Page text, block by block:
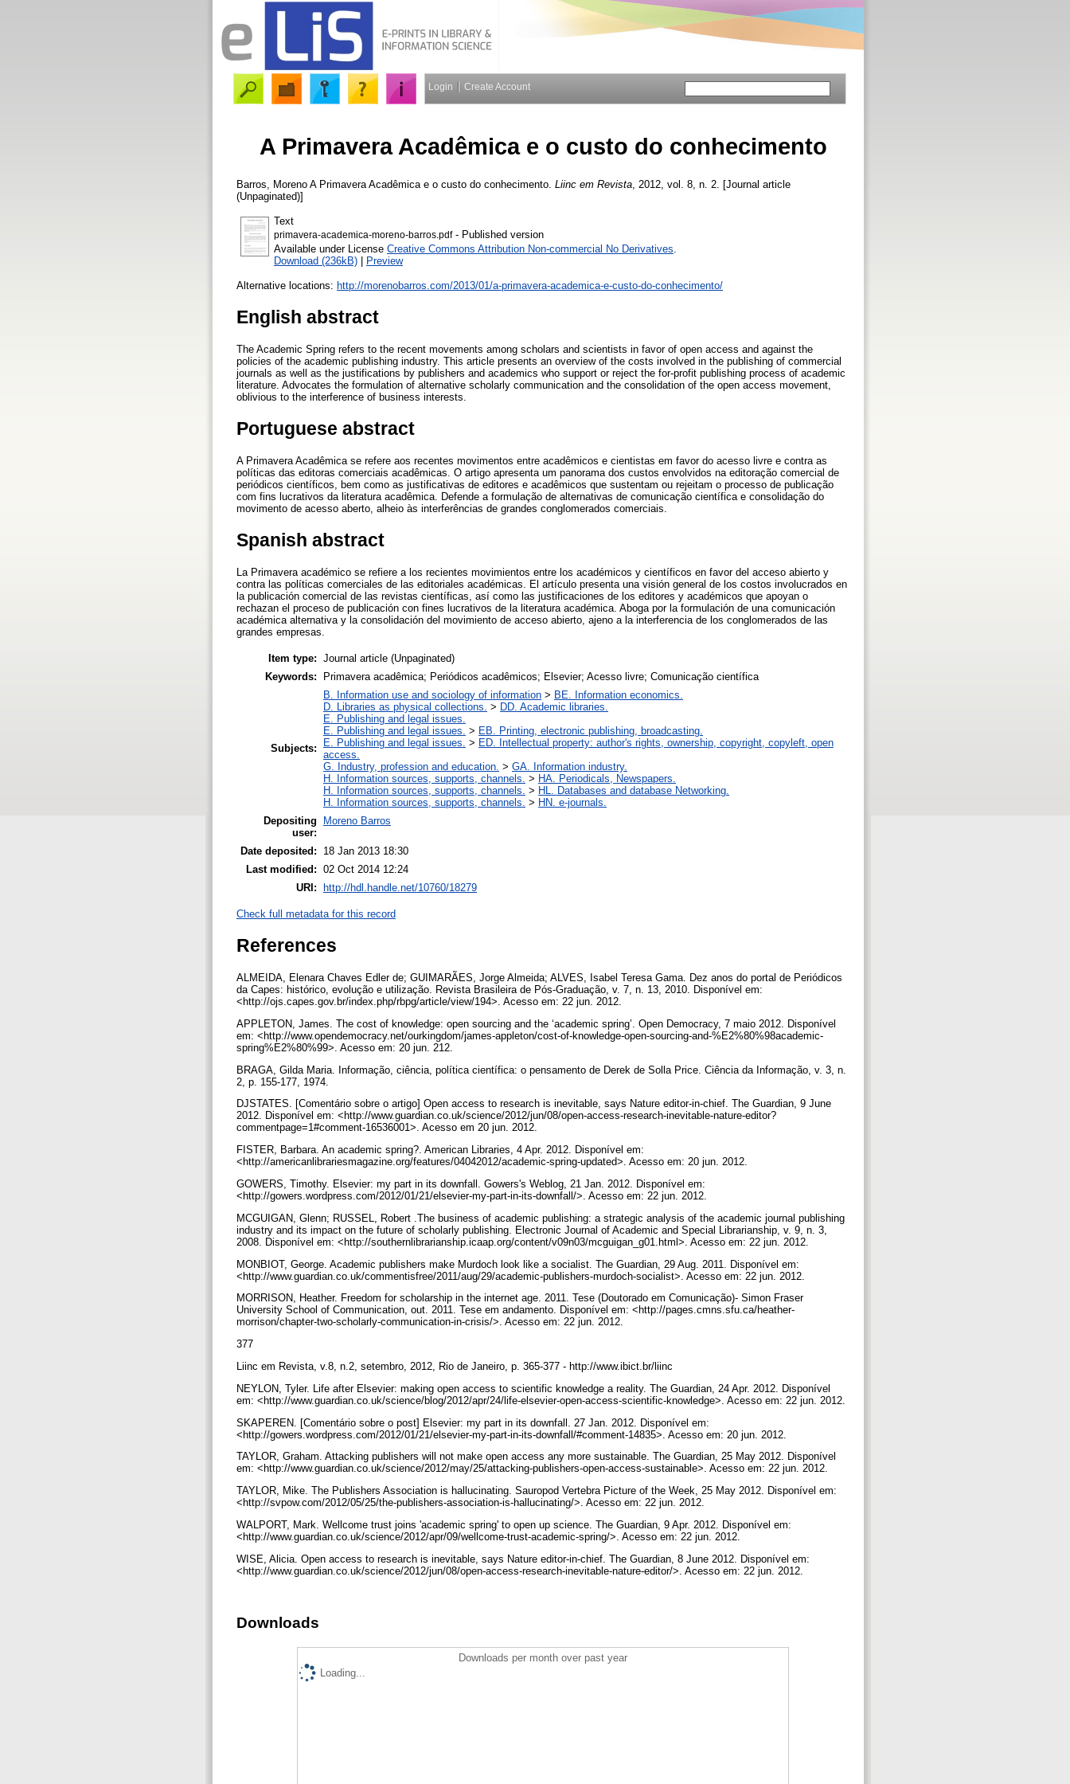
Login Create Account
A Primavera Acadêmica e o custo do conhecimento
Barros, Moreno A Primavera Acadêmica e o custo do conhecimento. Liinc em Revista , 2012, vol. 8, n. 2. [Journal article
(Unpaginated)]
Text
primavera-academica-moreno-barros.pdf- Published version
Available under License Creative Commons Attribution Non-commercial No Derivatives
Download (236kB) | Preview
Alternative locations: http://morenobarros.com/2013/01/a-primavera-academica-e-custo-do-conhecimento/
English abstract
The Academic Spring refers to the recent movements among scholars and scientists in favor of open access and against the
policies of the academic publishing industry. This article presents an overview of the costs involved in the publishing of commercial
journals as well as the justifications by publishers and academics who support or reject the for-profit publishing process of academic
literature. Advocates the formulation of alternative scholarly communication and the consolidation of the open access movement,
oblivious to the interference of business interests.
Portuguese abstract
A Primavera Acadêmica se refere aos recentes movimentos entre acadêmicos e cientistas em favor do acesso livre e contra as
políticas das editoras comerciais acadêmicas. O artigo apresenta um panorama dos custos envolvidos na editoração comercial de
periódicos científicos, bem como as justificativas de editores e acadêmicos que sustentam ou rejeitam o processo de publicação
com fins lucrativos da literatura acadêmica. Defende a formulação de alternativas de comunicação científica e consolidação do
movimento de acesso aberto, alheio às interferências de grandes conglomerados comerciais.
Spanish abstract
La Primavera académico se refiere a los recientes movimientos entre los académicos y científicos en favor del acceso abierto y
contra las políticas comerciales de las editoriales académicas. El artículo presenta una visión general de los costos involucrados en
la publicación comercial de las revistas científicas, así como las justificaciones de los editores y académicos que apoyan o
rechazan el proceso de publicación con fines lucrativos de la literatura académica. Aboga por la formulación de una comunicación
académica alternativa y la consolidación del movimiento de acceso abierto, ajeno a la interferencia de los conglomerados de las
grandes empresas.
Item type: Journal article (Unpaginated)
Keywords:
Primavera acadêmica; Periódicos acadêmicos; Elsevier; Acesso livre; Comunicação científica
Subjects:
B. Information use and sociology of information > BE. Information economics.
D. Libraries as physical collections. > DD. Academic libraries.
E. Publishing and legal issues.
E. Publishing and legal issues. > EB. Printing, electronic publishing, broadcasting.
E. Publishing and legal issues. > ED. Intellectual property: author's rights, ownership, copyright, copyleft, open
access.
G. Industry, profession and education. > GA. Information industry.
H. Information sources, supports, channels. > HA. Periodicals, Newspapers.
H. Information sources, supports, channels. > HL. Databases and database Networking.
H. Information sources, supports, channels. > HN. e-journals.
Depositing
user:
Moreno Barros
Date deposited:
18 Jan 2013 18:30
Last modified: 02 Oct 2014 12:24
URI:
http://hdl.handle.net/10760/18279
Check full metadata for this record
References
ALMEIDA, Elenara Chaves Edler de; GUIMARÃES, Jorge Almeida; ALVES, Isabel Teresa Gama. Dez anos do portal de Periódicos
da Capes: histórico, evolução e utilização. Revista Brasileira de Pós-Graduação, v. 7, n. 13, 2010. Disponível em:
<http://ojs.capes.gov.br/index.php/rbpg/article/view/194>. Acesso em: 22 jun. 2012.
APPLETON, James. The cost of knowledge: open sourcing and the ‘academic spring’. Open Democracy, 7 maio 2012. Disponível
em: <http://www.opendemocracy.net/ourkingdom/james-appleton/cost-of-knowledge-open-sourcing-and-%E2%80%98academic-
spring%E2%80%99>. Acesso em: 20 jun. 212.
BRAGA, Gilda Maria. Informação, ciência, política científica: o pensamento de Derek de Solla Price. Ciência da Informação, v. 3, n.
2, p. 155-177, 1974.
DJSTATES. [Comentário sobre o artigo] Open access to research is inevitable, says Nature editor-in-chief. The Guardian, 9 June
2012. Disponível em: <http://www.guardian.co.uk/science/2012/jun/08/open-access-research-inevitable-nature-editor?
commentpage=1#comment-16536001>. Acesso em 20 jun. 2012.
FISTER, Barbara. An academic spring?. American Libraries, 4 Apr. 2012. Disponível em:
<http://americanlibrariesmagazine.org/features/04042012/academic-spring-updated>. Acesso em: 20 jun. 2012.
GOWERS, Timothy. Elsevier: my part in its downfall. Gowers's Weblog, 21 Jan. 2012. Disponível em:
<http://gowers.wordpress.com/2012/01/21/elsevier-my-part-in-its-downfall/>. Acesso em: 22 jun. 2012.
MCGUIGAN, Glenn; RUSSEL, Robert .The business of academic publishing: a strategic analysis of the academic journal publishing
industry and its impact on the future of scholarly publishing. Electronic Journal of Academic and Special Librarianship, v. 9, n. 3,
2008. Disponível em: <http://southernlibrarianship.icaap.org/content/v09n03/mcguigan_g01.html>. Acesso em: 22 jun. 2012.
MONBIOT, George. Academic publishers make Murdoch look like a socialist. The Guardian, 29 Aug. 2011. Disponível em:
<http://www.guardian.co.uk/commentisfree/2011/aug/29/academic-publishers-murdoch-socialist>. Acesso em: 22 jun. 2012.
MORRISON, Heather. Freedom for scholarship in the internet age. 2011. Tese (Doutorado em Comunicação)- Simon Fraser
University School of Communication, out. 2011. Tese em andamento. Disponível em: <http://pages.cmns.sfu.ca/heather-
morrison/chapter-two-scholarly-communication-in-crisis/>. Acesso em: 22 jun. 2012.
377
Liinc em Revista, v.8, n.2, setembro, 2012, Rio de Janeiro, p. 365-377 - http://www.ibict.br/liinc
NEYLON, Tyler. Life after Elsevier: making open access to scientific knowledge a reality. The Guardian, 24 Apr. 2012. Disponível
em: <http://www.guardian.co.uk/science/blog/2012/apr/24/life-elsevier-open-access-scientific-knowledge>. Acesso em: 22 jun. 2012.
SKAPEREN. [Comentário sobre o post] Elsevier: my part in its downfall. 27 Jan. 2012. Disponível em:
<http://gowers.wordpress.com/2012/01/21/elsevier-my-part-in-its-downfall/#comment-14835>. Acesso em: 20 jun. 2012.
TAYLOR, Graham. Attacking publishers will not make open access any more sustainable. The Guardian, 25 May 2012. Disponível
em: <http://www.guardian.co.uk/science/2012/may/25/attacking-publishers-open-access-sustainable>. Acesso em: 22 jun. 2012.
TAYLOR, Mike. The Publishers Association is hallucinating. Sauropod Vertebra Picture of the Week, 25 May 2012. Disponível em:
<http://svpow.com/2012/05/25/the-publishers-association-is-hallucinating/>. Acesso em: 22 jun. 2012.
WALPORT, Mark. Wellcome trust joins 'academic spring' to open up science. The Guardian, 9 Apr. 2012. Disponível em:
<http://www.guardian.co.uk/science/2012/apr/09/wellcome-trust-academic-spring/>. Acesso em: 22 jun. 2012.
WISE, Alicia. Open access to research is inevitable, says Nature editor-in-chief. The Guardian, 8 June 2012. Disponível em:
<http://www.guardian.co.uk/science/2012/jun/08/open-access-research-inevitable-nature-editor/>. Acesso em: 22 jun. 2012.
Downloads
Downloads per month over past year
Loading...